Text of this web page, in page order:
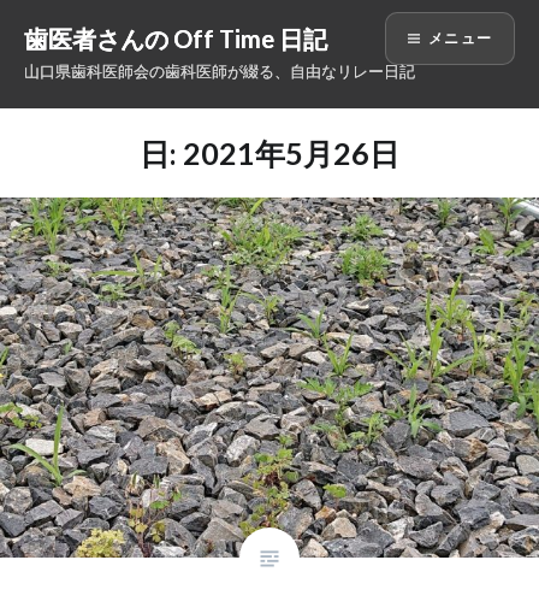
ン
ス
キ
ッ
プ
歯医者さんの Off Time 日記
山口県歯科医師会の歯科医師が綴る、自由なリレー日記
メニュー
日: 2021年5月26日